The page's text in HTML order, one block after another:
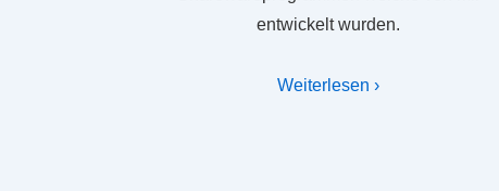
entwickelt wurden.
Weiterlesen ›